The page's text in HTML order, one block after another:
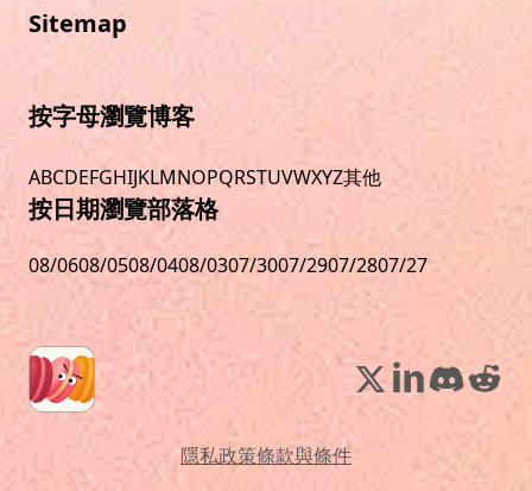
Sitemap
按字母瀏覽博客
ABCDEFGHIJKLMNOPQRSTUVWXYZ其他
按日期瀏覽部落格
08/0608/0508/0408/0307/3007/2907/2807/27
隱私政策條款與條件